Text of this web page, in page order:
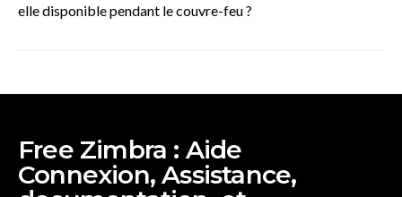
elle disponible pendant le couvre-feu ?
Free Zimbra : Aide
Connexion, Assistance,